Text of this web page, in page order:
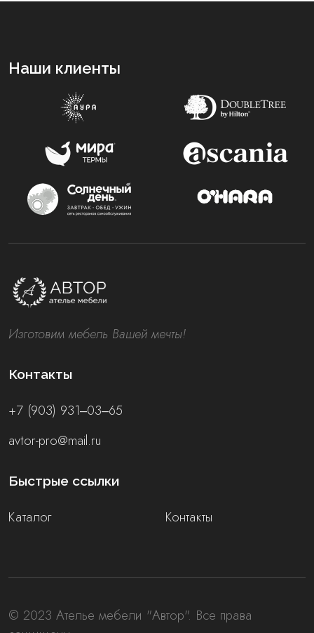
Наши клиенты
Изготовим мебель Вашей мечты!
Контакты
+7 (903) 931‒03‒65
avtor-pro@mail.ru
Быстрые ссылки
Каталог Контакты
© 2023 Ателье мебели "Автор". Все права